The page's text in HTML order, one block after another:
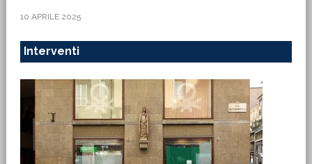
10 APRILE 2025
Interventi